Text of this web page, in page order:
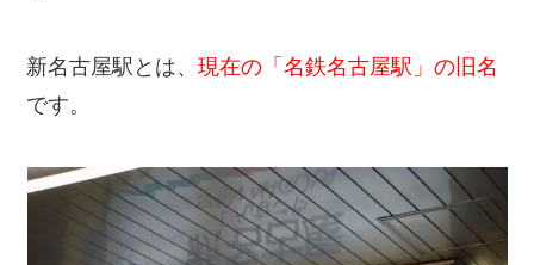
新名古屋駅とは、現在の「名鉄名古屋駅」の旧名
です。